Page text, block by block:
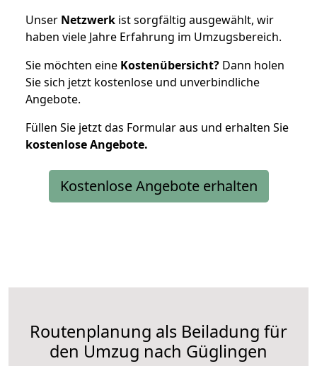
Unser Netzwerk ist sorgfältig ausgewählt, wir
haben viele Jahre Erfahrung im Umzugsbereich.
Sie möchten eine Kostenübersicht? Dann holen
Sie sich jetzt kostenlose und unverbindliche
Angebote.
Füllen Sie jetzt das Formular aus und erhalten Sie
kostenloseAngebote.
Kostenlose Angebote erhalten
Routenplanung als Beiladung für
den Umzug nach Güglingen